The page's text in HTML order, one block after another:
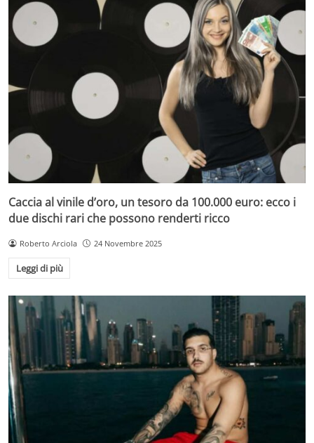
Caccia al vinile d’oro, un tesoro da 100.000 euro: ecco i
due dischi rari che possono renderti ricco
Roberto Arciola 24 Novembre 2025
Leggi di più